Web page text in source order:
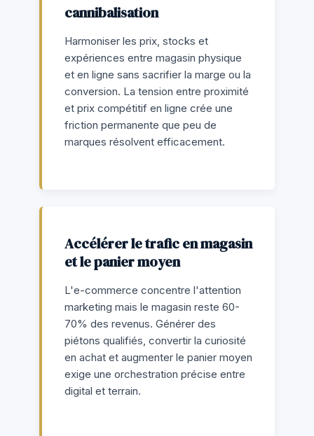
cannibalisation
Harmoniser les prix, stocks et
expériences entre magasin physique
et en ligne sans sacrifier la marge ou la
conversion. La tension entre proximité
et prix compétitif en ligne crée une
friction permanente que peu de
marques résolvent efficacement.
Accélérer le trafic en magasin
et le panier moyen
L'e-commerce concentre l'attention
marketing mais le magasin reste 60-
70% des revenus. Générer des
piétons qualifiés, convertir la curiosité
en achat et augmenter le panier moyen
exige une orchestration précise entre
digital et terrain.